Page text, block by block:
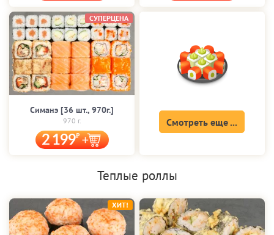
Симанэ [36 шт., 970г.]
970 г.
2 199
СУПЕРЦЕНА
Смотреть еще ...
Теплые роллы
ХИТ!